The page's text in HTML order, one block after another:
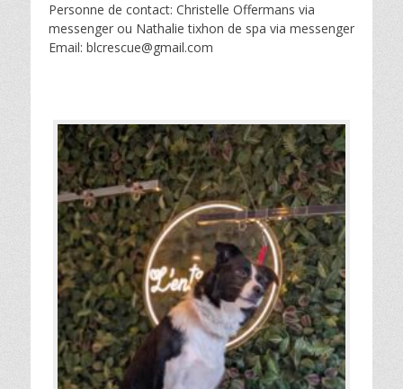
Personne de contact: Christelle Offermans via
messenger ou Nathalie tixhon de spa via messenger
Email: blcrescue@gmail.com